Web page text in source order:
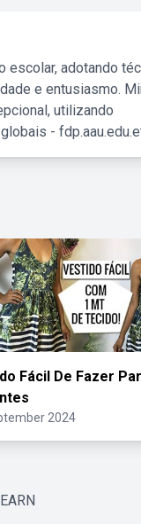
escolar, adotando
e entusiasmo.
utilizando
-
Fácil De Fazer
2024